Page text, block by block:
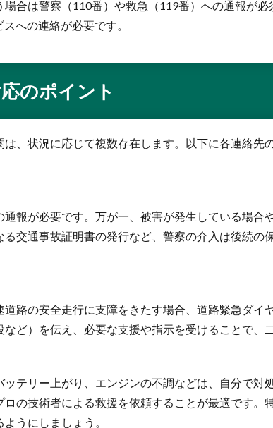
合は警察（110番）や救急（119番）への通報が
への連絡が必要です。
のポイント
、状況に応じて複数存在します。以下に各連絡
報が必要です。万が一、被害が発生している場
交通事故証明書の発行など、警察の介入は後続の
路の安全走行に支障をきたす場合、道路緊急ダ
ど）を伝え、必要な支援や指示を受けることで、
テリー上がり、エンジンの不調などは、自分で
の技術者による救援を依頼することが最適です
うにしましょう。